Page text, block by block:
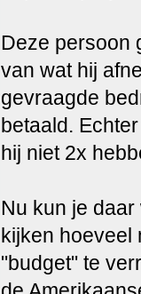
Deze persoon
van wat hij
gevraagde
betaald.
hij niet 2x
Nu kun je
kijken hoeveel
"budget" te